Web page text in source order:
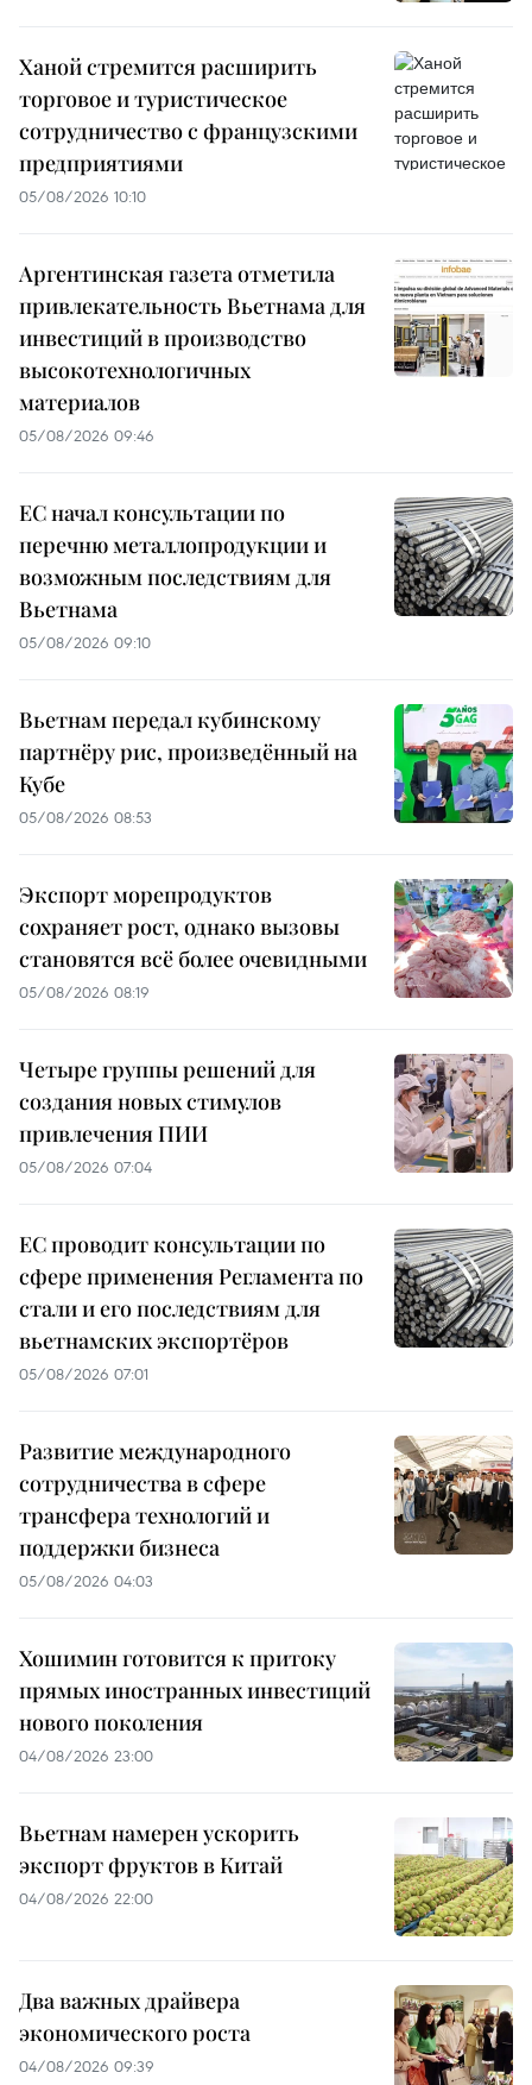
Ханой стремится расширить
торговое и туристическое
сотрудничество с французскими
предприятиями
05/08/2026 10:10
Аргентинская газета отметила
привлекательность Вьетнама для
инвестиций в производство
высокотехнологичных
материалов
05/08/2026 09:46
ЕС начал консультации по
перечню металлопродукции и
возможным последствиям для
Вьетнама
05/08/2026 09:10
Вьетнам передал кубинскому
партнёру рис, произведённый на
Кубе
05/08/2026 08:53
Экспорт морепродуктов
сохраняет рост, однако вызовы
становятся всё более очевидными
05/08/2026 08:19
Четыре группы решений для
создания новых стимулов
привлечения ПИИ
05/08/2026 07:04
ЕС проводит консультации по
сфере применения Регламента по
стали и его последствиям для
вьетнамских экспортёров
05/08/2026 07:01
Развитие международного
сотрудничества в сфере
трансфера технологий и
поддержки бизнеса
05/08/2026 04:03
Хошимин готовится к притоку
прямых иностранных инвестиций
нового поколения
04/08/2026 23:00
Вьетнам намерен ускорить
экспорт фруктов в Китай
04/08/2026 22:00
Два важных драйвера
экономического роста
04/08/2026 09:39